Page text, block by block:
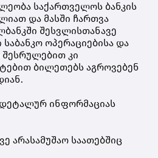
საქართველოს ბანკის
და მასში ჩართვა
შესვლისთანავე
ოპერაციებისა და
კი
ბილეთებს აგროვებენ
დეტალურ ინფორმაციას
არასამუშაო საათებშიც